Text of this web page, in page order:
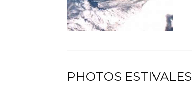
PHOTOS ESTIVALES